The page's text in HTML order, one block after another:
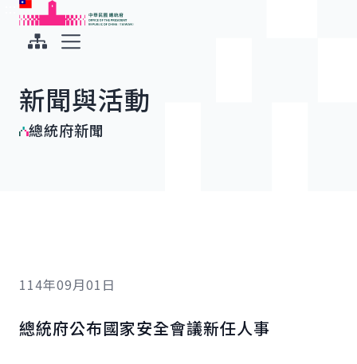
跳到主要內容
中華民國總統府
新聞與活動
總統府新聞
114年09月01日
總統府公布國家安全會議新任人事